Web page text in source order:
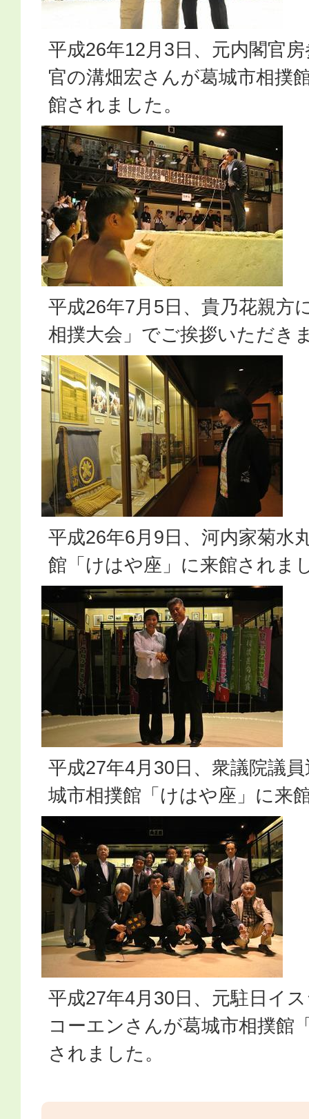
平成26年12月3日、元内閣官
官の溝畑宏さんが葛城市相撲
館されました。
平成26年7月5日、貴乃花親方
相撲大会」でご挨拶いただき
平成26年6月9日、河内家菊水
館「けはや座」に来館されま
平成27年4月30日、衆議院議
城市相撲館「けはや座」に来
平成27年4月30日、元駐日イ
コーエンさんが葛城市相撲館
されました。